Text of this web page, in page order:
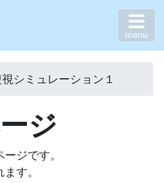
menu
シミュレーション１
ジ
ジです。
す。